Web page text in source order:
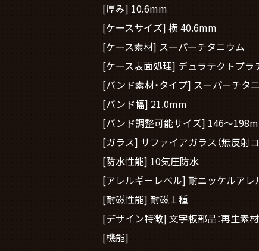
[厚み] 10.6mm
[ケースサイズ] 横 40.6mm
[ケース素材] スーパーチタニウム
[ケース表面処理] デュラテクトプラ
[バンド素材・タイプ] スーパーチタ
[バンド幅] 21.0mm
[バンド調整可能サイズ] 146～
[ガラス] サファイアガラス（無反射コ
[防水性能] 10気圧防水
[アレルギーレベル] 耐ニッケルアレ
[耐磁性能] 耐磁１種
[デザイン特徴] 文字板部品：再生素材
[機能]